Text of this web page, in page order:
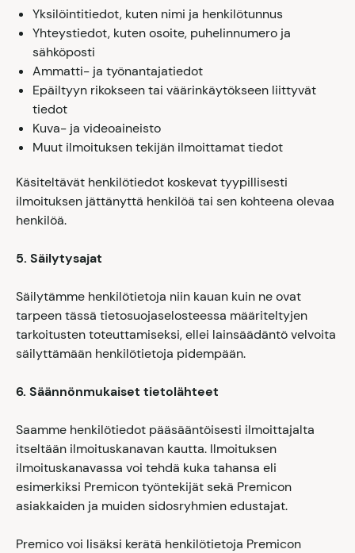
Yksilöintitiedot, kuten nimi ja henkilötunnus
Yhteystiedot, kuten osoite, puhelinnumero ja
sähköposti
Ammatti- ja työnantajatiedot
Epäiltyyn rikokseen tai väärinkäytökseen liittyvät
tiedot
Kuva- ja videoaineisto
Muut ilmoituksen tekijän ilmoittamat tiedot
Käsiteltävät henkilötiedot koskevat tyypillisesti
ilmoituksen jättänyttä henkilöä tai sen kohteena olevaa
henkilöä.
5. Säilytysajat
Säilytämme henkilötietoja niin kauan kuin ne ovat
tarpeen tässä tietosuojaselosteessa määriteltyjen
tarkoitusten toteuttamiseksi, ellei lainsäädäntö velvoita
säilyttämään henkilötietoja pidempään.
6. Säännönmukaiset tietolähteet
Saamme henkilötiedot pääsääntöisesti ilmoittajalta
itseltään ilmoituskanavan kautta. Ilmoituksen
ilmoituskanavassa voi tehdä kuka tahansa eli
esimerkiksi Premicon työntekijät sekä Premicon
asiakkaiden ja muiden sidosryhmien edustajat.
Premico voi lisäksi kerätä henkilötietoja Premicon